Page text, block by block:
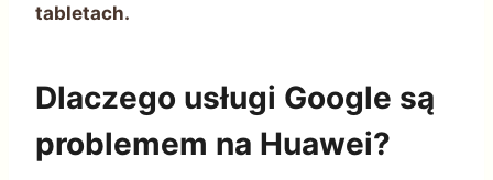
tabletach.
Dlaczego usługi Google są
problemem na Huawei?